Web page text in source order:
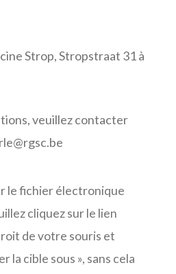
Strop, Stropstraat 31 à
veuillez contacter
le fichier électronique
cliquez sur le lien
de votre souris et
la cible sous », sans cela